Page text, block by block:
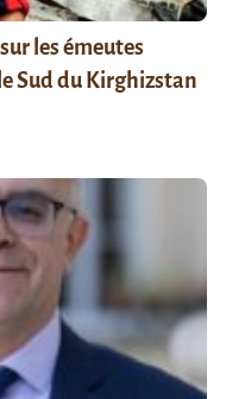
les émeutes
Sud du Kirghizstan